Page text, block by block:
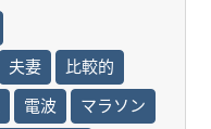
夫妻
比較的
電波
マラソン